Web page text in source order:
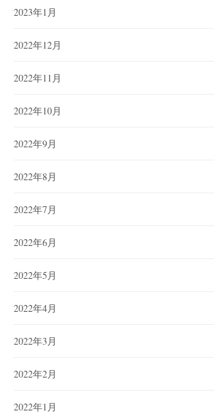
2023年1月
2022年12月
2022年11月
2022年10月
2022年9月
2022年8月
2022年7月
2022年6月
2022年5月
2022年4月
2022年3月
2022年2月
2022年1月